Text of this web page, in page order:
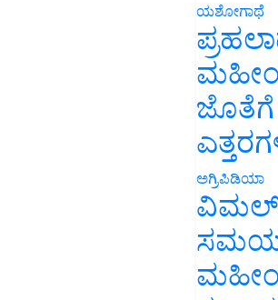
ಯಶೋಗಾಥೆ
ಅಗ್ರಿಪಿಡಿಯಾ
ವಿಮಲ್